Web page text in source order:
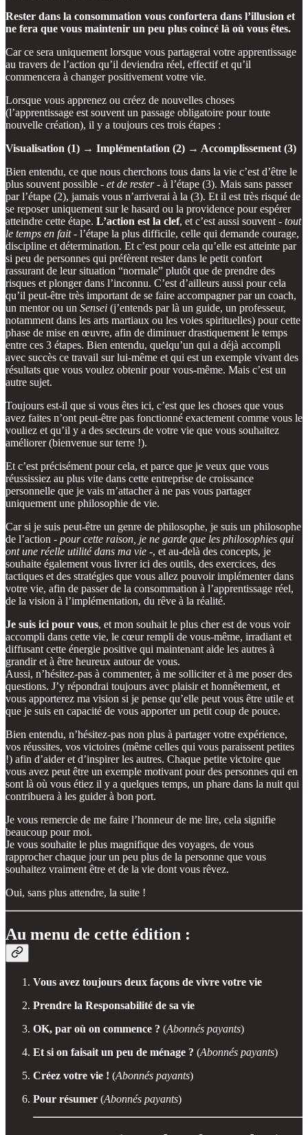
Rester dans la consommation vous confortera dans l’illusion et
ne fera que vous maintenir un peu plus coincé là où vous êtes.
Car ce sera uniquement lorsque vous partagerai votre apprentissage
au travers de l’action qu’il deviendra réel, effectif et qu’il
commencera à changer positivement votre vie.
Lorsque vous apprenez ou créez de nouvelles choses
(l’apprentissage est souvent un passage obligatoire pour toute
nouvelle création), il y a toujours ces trois étapes :
Visualisation (1) → Implémentation (2) → Accomplissement (3)
Bien entendu, ce que nous cherchons tous dans la vie c’est d’être le
plus souvent possible - et de rester- à l’étape (3). Mais sans passer
par l’étape (2), jamais vous n’arriverai à la (3). Et il est très risqué de
se reposer uniquement sur le hasard ou la providence pour espérer
atteindre cette étape. L’action est la clef, et c’est aussi souvent - tout
le temps en fait- l’étape la plus difficile, celle qui demande courage,
discipline et détermination. Et c’est pour cela qu’elle est atteinte par
si peu de personnes qui préfèrent rester dans le petit confort
rassurant de leur situation “normale” plutôt que de prendre des
risques et plonger dans l’inconnu. C’est d’ailleurs aussi pour cela
qu’il peut-être très important de se faire accompagner par un coach,
un mentor ou un Sensei (j’entends par là un guide, un professeur,
notamment dans les arts martiaux ou les voies spirituelles) pour cette
phase de mise en œuvre, afin de diminuer drastiquement le temps
entre ces 3 étapes. Bien entendu, quelqu’un qui a déjà accompli
avec succès ce travail sur lui-même et qui est un exemple vivant des
résultats que vous voulez obtenir pour vous-même. Mais c’est un
autre sujet.
Toujours est-il que si vous êtes ici, c’est que les choses que vous
avez faites n’ont peut-être pas fonctionné exactement comme vous le
vouliez et qu’il y a des secteurs de votre vie que vous souhaitez
améliorer (bienvenue sur terre !).
Et c’est précisément pour cela, et parce que je veux que vous
réussissiez au plus vite dans cette entreprise de croissance
personnelle que je vais m’attacher à ne pas vous partager
uniquement une philosophie de vie.
Car si je suis peut-être un genre de philosophe, je suis un philosophe
de l’action - pour cette raison, je ne garde que les philosophies qui
ont une réelle utilité dans ma vie -, et au-delà des concepts, je
souhaite également vous livrer ici des outils, des exercices, des
tactiques et des stratégies que vous allez pouvoir implémenter dans
votre vie, afin de passer de la consommation à l’apprentissage réel,
de la vision à l’implémentation, du rêve à la réalité.
Je suis ici pour vous, et mon souhait le plus cher est de vous voir
accompli dans cette vie, le cœur rempli de vous-même, irradiant et
diffusant cette énergie positive qui maintenant aide les autres à
grandir et à être heureux autour de vous.
Aussi, n’hésitez-pas à commenter, à me solliciter et à me poser des
questions. J’y répondrai toujours avec plaisir et honnêtement, et
vous apporterez ma vision si je pense qu’elle peut vous être utile et
que je suis en capacité de vous apporter un petit coup de pouce.
Bien entendu, n’hésitez-pas non plus à partager votre expérience,
vos réussites, vos victoires (même celles qui vous paraissent petites
!) afin d’aider et d’inspirer les autres. Chaque petite victoire que
vous avez peut être un exemple motivant pour des personnes qui en
sont là où vous étiez il y a quelques temps, un phare dans la nuit qui
contribuera à les guider à bon port.
Je vous remercie de me faire l’honneur de me lire, cela signifie
beaucoup pour moi.
Je vous souhaite le plus magnifique des voyages, de vous
rapprocher chaque jour un peu plus de la personne que vous
souhaitez vraiment être et de la vie dont vous rêvez.
Oui, sans plus attendre, la suite !
Au menu de cette édition :
Vous avez toujours deux façons de vivre votre vie
Prendre la Responsabilité de sa vie
OK, par où on commence ? (Abonnés payants)
Et si on faisait un peu de ménage ? (Abonnés payants)
Créez votre vie ! (Abonnés payants)
Pour résumer (Abonnés payants)